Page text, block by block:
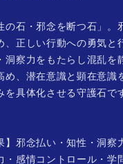
の石・邪念を断つ石」。
、正しい行動への勇気と
洞察力をもたらし混乱を
め、潜在意識と顕在意識
を具体化させる守護石で
】邪念払い・知性・洞察
・感情コントロール・学